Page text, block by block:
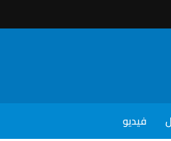
فيديو